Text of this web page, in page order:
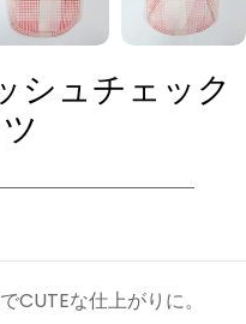
シュチェック
CUTEな仕上がりに。